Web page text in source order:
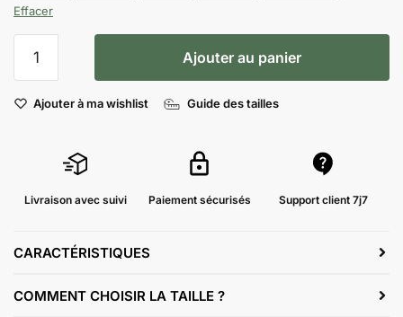
Effacer
Ajouter au panier
Ajouter à ma wishlist Guide des tailles
Livraison avec suivi Paiement sécurisés Support client 7j7
CARACTÉRISTIQUES
COMMENT CHOISIR LA TAILLE ?